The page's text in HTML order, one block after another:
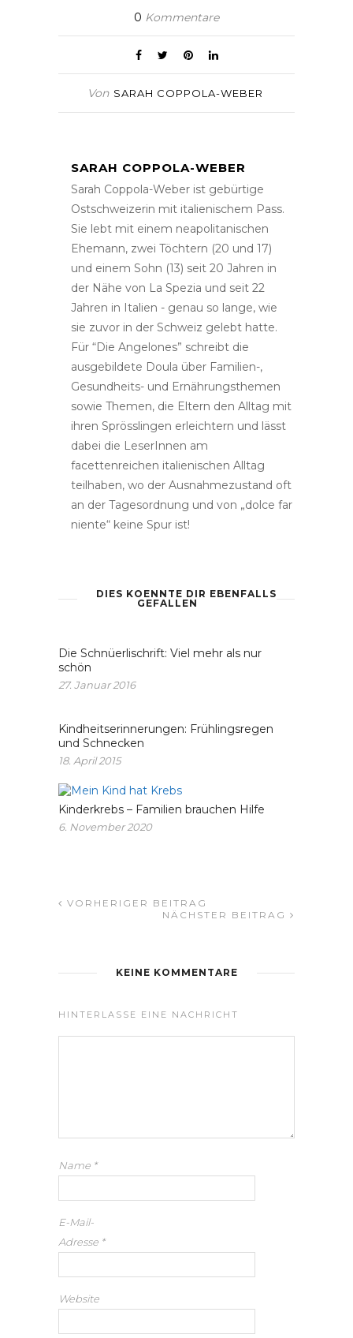
0 Kommentare
Von SARAH COPPOLA-WEBER
SARAH COPPOLA-WEBER
Sarah Coppola-Weber ist gebürtige
Ostschweizerin mit italienischem Pass.
Sie lebt mit einem neapolitanischen
Ehemann, zwei Töchtern (20 und 17)
und einem Sohn (13) seit 20 Jahren in
der Nähe von La Spezia und seit 22
Jahren in Italien - genau so lange, wie
sie zuvor in der Schweiz gelebt hatte.
Für “Die Angelones” schreibt die
ausgebildete Doula über Familien-,
Gesundheits- und Ernährungsthemen
sowie Themen, die Eltern den Alltag mit
ihren Sprösslingen erleichtern und lässt
dabei die LeserInnen am
facettenreichen italienischen Alltag
teilhaben, wo der Ausnahmezustand oft
an der Tagesordnung und von „dolce far
niente“ keine Spur ist!
DIES KOENNTE DIR EBENFALLS
GEFALLEN
Die Schnüerlischrift: Viel mehr als nur
schön
27. Januar 2016
Kindheitserinnerungen: Frühlingsregen
und Schnecken
18. April 2015
Kinderkrebs – Familien brauchen Hilfe
6. November 2020
VORHERIGER BEITRAG
NÄCHSTER BEITRAG
KEINE KOMMENTARE
HINTERLASSE EINE NACHRICHT
Name *
E-Mail-
Adresse *
Website